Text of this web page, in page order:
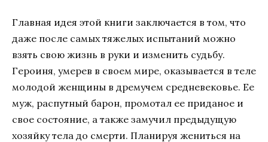
Главная идея этой книги заключается в том, что
даже после самых тяжелых испытаний можно
взять свою жизнь в руки и изменить судьбу.
Героиня, умерев в своем мире, оказывается в теле
молодой женщины в дремучем средневековье. Ее
муж, распутный барон, промотал ее приданое и
свое состояние, а также замучил предыдущую
хозяйку тела до смерти. Планируя жениться на